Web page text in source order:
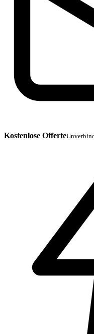
Kostenlose Offerte